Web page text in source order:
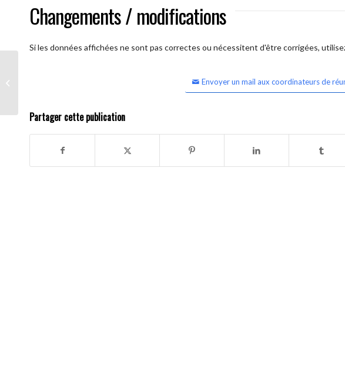
Changements / modifications
Si les données affichées ne sont pas correctes ou nécessitent d'être corrigées,
Envoyer un mail aux coordinateurs de
Partager cette publication